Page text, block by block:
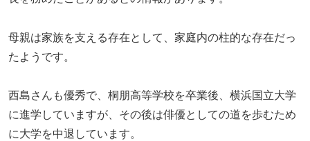
母親は家族を支える存在として、家庭内の柱的な存在だっ
たようです。
西島さんも優秀で、桐朋高等学校を卒業後、横浜国立大学
に進学していますが、その後は俳優としての道を歩むため
に大学を中退しています。